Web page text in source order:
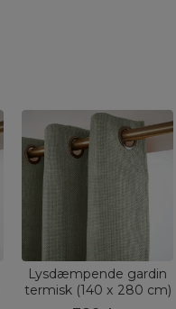
Lysdæmpende gardin
termisk (140 x 280 cm)